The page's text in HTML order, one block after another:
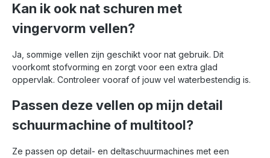
Kan ik ook nat schuren met
vingervorm vellen?
Ja, sommige vellen zijn geschikt voor nat gebruik. Dit
voorkomt stofvorming en zorgt voor een extra glad
oppervlak. Controleer vooraf of jouw vel waterbestendig is.
Passen deze vellen op mijn detail
schuurmachine of multitool?
Ze passen op detail- en deltaschuurmachines met een